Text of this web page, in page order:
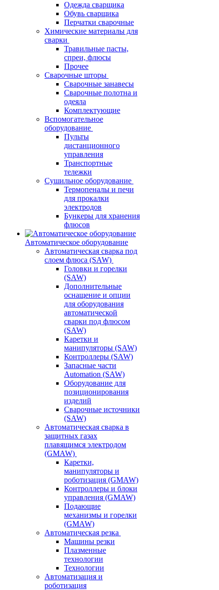
Одежда сварщика
Обувь сварщика
Перчатки сварочные
Химические материалы для
сварки
Травильные пасты,
спреи, флюсы
Прочее
Сварочные шторы
Сварочные занавесы
Сварочные полотна и
одеяла
Комплектующие
Вспомогательное
оборудование
Пульты
дистанционного
управления
Транспортные
тележки
Сушильное оборудование
Термопеналы и печи
для прокалки
электродов
Бункеры для хранения
флюсов
Автоматическое оборудование
Автоматическая сварка под
слоем флюса (SAW)
Головки и горелки
(SAW)
Дополнительные
оснащение и опции
для оборудования
автоматической
сварки под флюсом
(SAW)
Каретки и
манипуляторы (SAW)
Контроллеры (SAW)
Запасные части
Automation (SAW)
Оборудование для
позиционирования
изделий
Сварочные источники
(SAW)
Автоматическая сварка в
защитных газах
плавящимся электродом
(GMAW)
Каретки,
манипуляторы и
роботизация (GMAW)
Контроллеры и блоки
управления (GMAW)
Подающие
механизмы и горелки
(GMAW)
Автоматическая резка
Машины резки
Плазменные
технологии
Технологии
Автоматизация и
роботизация